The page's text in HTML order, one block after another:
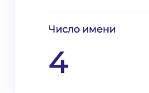
Число имени
4